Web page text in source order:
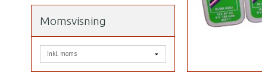
Momsvisning